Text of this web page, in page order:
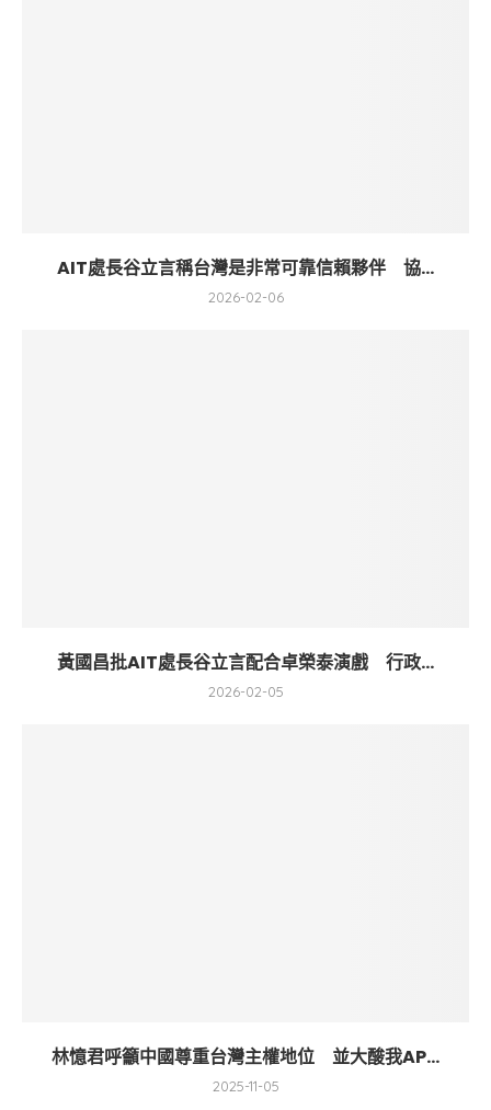
AIT處長谷立言稱台灣是非常可靠信賴夥伴 協...
2026-02-06
黃國昌批AIT處長谷立言配合卓榮泰演戲 行政...
2026-02-05
林憶君呼籲中國尊重台灣主權地位 並大酸我AP...
2025-11-05